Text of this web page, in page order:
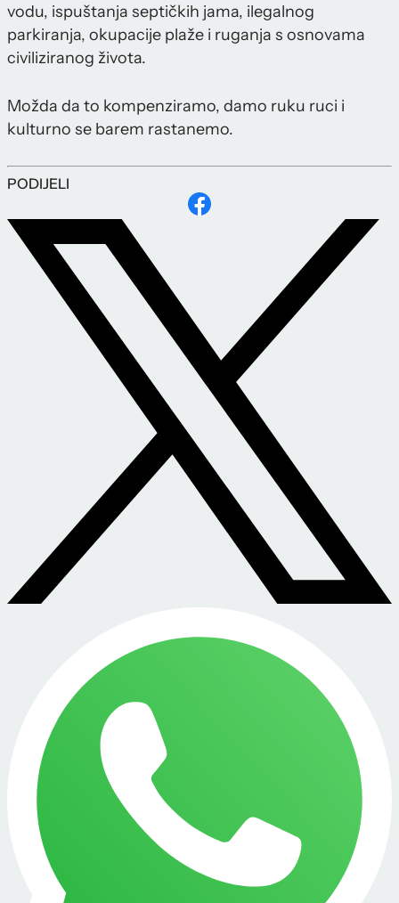
vodu, ispuštanja septičkih jama, ilegalnog
parkiranja, okupacije plaže i ruganja s osnovama
civiliziranog života.
Možda da to kompenziramo, damo ruku ruci i
kulturno se barem rastanemo.
PODIJELI